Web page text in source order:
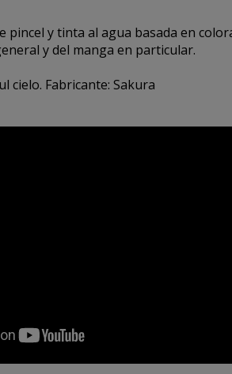
pincel y tinta al agua basada en
y del manga en particular.
cielo. Fabricante: Sakura